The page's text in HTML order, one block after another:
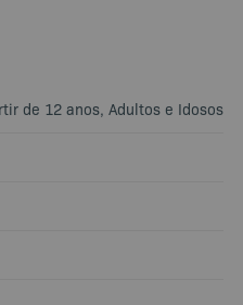
de 12 anos, Adultos e Idosos